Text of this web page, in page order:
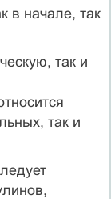
в начале, так
так и
так и